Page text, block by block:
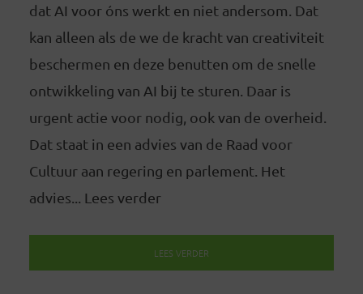
dat AI voor óns werkt en niet andersom. Dat
kan alleen als de we de kracht van creativiteit
beschermen en deze benutten om de snelle
ontwikkeling van AI bij te sturen. Daar is
urgent actie voor nodig, ook van de overheid.
Dat staat in een advies van de Raad voor
Cultuur aan regering en parlement. Het
advies... Lees verder
LEES VERDER